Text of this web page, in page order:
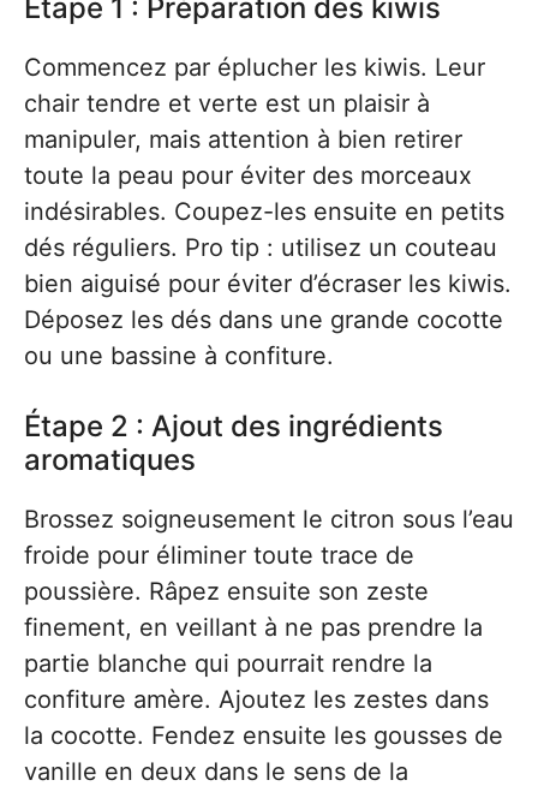
Étape 1 : Préparation des kiwis
Commencez par éplucher les kiwis. Leur
chair tendre et verte est un plaisir à
manipuler, mais attention à bien retirer
toute la peau pour éviter des morceaux
indésirables. Coupez-les ensuite en petits
dés réguliers. Pro tip : utilisez un couteau
bien aiguisé pour éviter d’écraser les kiwis.
Déposez les dés dans une grande cocotte
ou une bassine à confiture.
Étape 2 : Ajout des ingrédients
aromatiques
Brossez soigneusement le citron sous l’eau
froide pour éliminer toute trace de
poussière. Râpez ensuite son zeste
finement, en veillant à ne pas prendre la
partie blanche qui pourrait rendre la
confiture amère. Ajoutez les zestes dans
la cocotte. Fendez ensuite les gousses de
vanille en deux dans le sens de la